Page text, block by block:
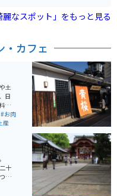
麗なスポット」をもっと見る
・カフェ
土
日
理
で
非
#お肉
産
十
と
の